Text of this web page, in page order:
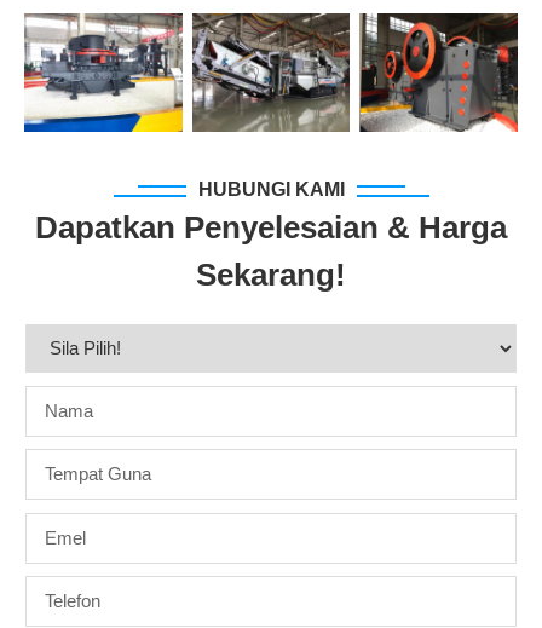
HUBUNGI KAMI
Dapatkan Penyelesaian & Harga
Sekarang!